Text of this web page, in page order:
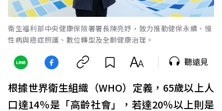
衛生福利部中央健康保險署署長陳亮妤，致力推動健保永續、慢
性病與癌症照護、數位轉型及全齡健康治理。
聽遠見
根據世界衛生組織（WHO）定義，65歲以上人
口達14％是「高齡社會」，若達20％以上則是